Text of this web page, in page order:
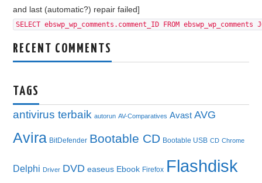
and last (automatic?) repair failed]
SELECT ebswp_wp_comments.comment_ID FROM
RECENT COMMENTS
TAGS
antivirus terbaik autorun AV-Comparatives Avast AVG
Avira BitDefender Bootable CD Bootable USB CD Chrome
Delphi Driver DVD easeus Ebook Firefox Flashdisk